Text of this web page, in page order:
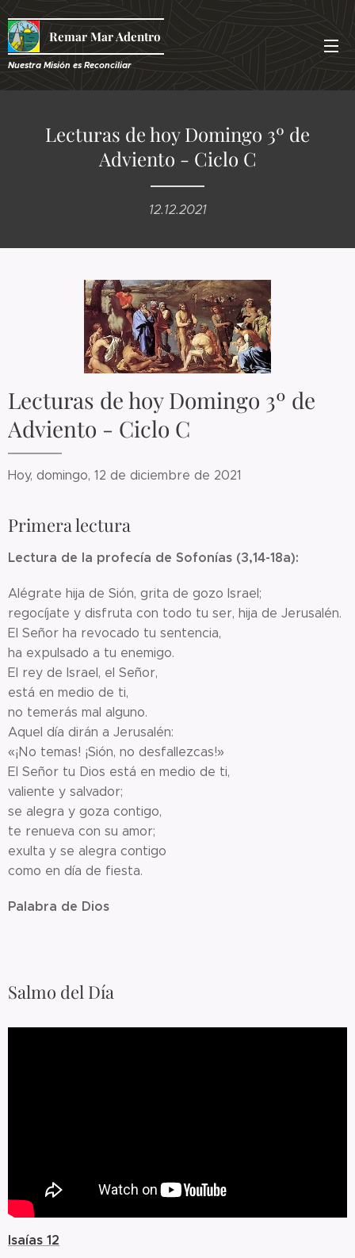
Remar Mar Adentro
Nuestra Misión es Reconciliar
Lecturas de hoy Domingo 3º de
Adviento - Ciclo C
12.12.2021
Lecturas de hoy Domingo 3º de
Adviento - Ciclo C
Hoy, domingo, 12 de diciembre de 2021
Primera lectura
Lectura de la profecía de Sofonías (3,14-18a):
Alégrate hija de Sión, grita de gozo Israel;
regocíjate y disfruta con todo tu ser, hija de Jerusalén.
El Señor ha revocado tu sentencia,
ha expulsado a tu enemigo.
El rey de Israel, el Señor,
está en medio de ti,
no temerás mal alguno.
Aquel día dirán a Jerusalén:
«¡No temas! ¡Sión, no desfallezcas!»
El Señor tu Dios está en medio de ti,
valiente y salvador;
se alegra y goza contigo,
te renueva con su amor;
exulta y se alegra contigo
como en día de fiesta.
Palabra de Dios
Salmo del Día
Isaías 12